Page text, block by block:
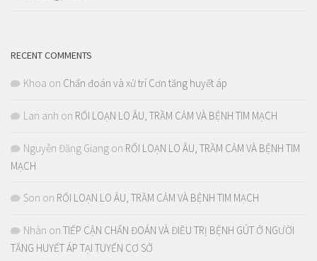
RECENT COMMENTS
Khoa on Chẩn đoán và xử trí Cơn tăng huyết áp
Lan anh on RỐI LOẠN LO ÂU, TRẦM CẢM VÀ BỆNH TIM MẠCH
Nguyễn Đăng Giang on RỐI LOẠN LO ÂU, TRẦM CẢM VÀ BỆNH TIM
MẠCH
Son on RỐI LOẠN LO ÂU, TRẦM CẢM VÀ BỆNH TIM MẠCH
Nhàn on TIẾP CẬN CHẨN ĐOÁN VÀ ĐIỀU TRỊ BỆNH GÚT Ở NGƯỜI
TĂNG HUYẾT ÁP TẠI TUYẾN CƠ SỞ